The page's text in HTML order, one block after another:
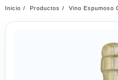
Inicio Productos Vino Espumoso